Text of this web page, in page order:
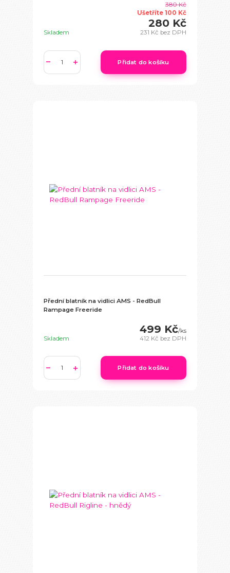
380 Kč
Ušetříte 100 Kč
280 Kč
231 Kč bez DPH
Skladem
Přidat do košíku
Přední blatník na vidlici AMS - RedBull
Rampage Freeride
499 Kč/ks
412 Kč bez DPH
Skladem
Přidat do košíku